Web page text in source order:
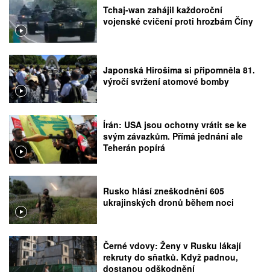
Tchaj-wan zahájil každoroční
vojenské cvičení proti hrozbám Číny
Japonská Hirošima si připomněla 81.
výročí svržení atomové bomby
Írán: USA jsou ochotny vrátit se ke
svým závazkům. Přímá jednání ale
Teherán popírá
Rusko hlásí zneškodnění 605
ukrajinských dronů během noci
Černé vdovy: Ženy v Rusku lákají
rekruty do sňatků. Když padnou,
dostanou odškodnění